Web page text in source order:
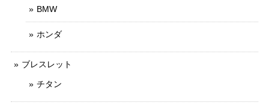
BMW
ホンダ
ブレスレット
チタン